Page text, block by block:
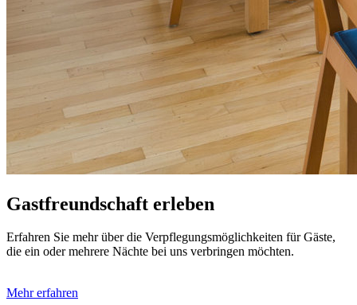
Gastfreundschaft erleben
Erfahren Sie mehr über die Verpflegungs­möglich­keiten für Gäste,
die ein oder mehrere Nächte bei uns verbringen möchten.
Mehr erfahren